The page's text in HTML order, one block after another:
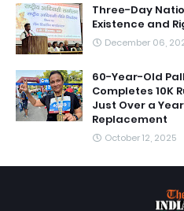
Three-Day
Existence and
December 06,
60-Year-Old
Completes 10K
Just Over a
Replacement
October 12, 2025